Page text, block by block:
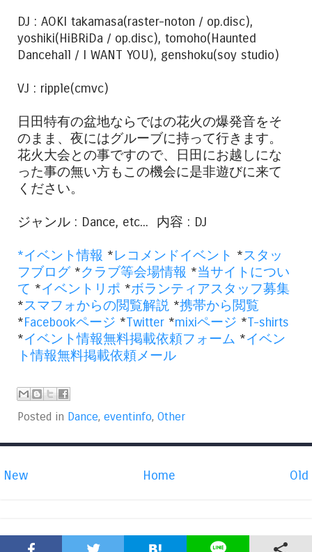
DJ : AOKI takamasa(raster-noton / op.disc),
yoshiki(HiBRiDa / op.disc), tomoho(Haunted
Dancehall / I WANT YOU), genshoku(soy studio)
VJ : ripple(cmvc)
日田特有の盆地ならではの花火の爆発音をそ
のまま、夜にはグルーブに持って行きます。
花火大会との事ですので、日田にお越しにな
った事の無い方もこの機会に是非遊びに来て
ください。
ジャンル : Dance, etc... 内容 : DJ
*イベント情報 *レコメンドイベント *スタッ
フブログ *クラブ等会場情報 *当サイトについ
て *イベントリポ *ボランティアスタッフ募集
*スマフォからの閲覧解説 *携帯から閲覧
*Facebookページ *Twitter *mixiページ *T-shirts
*イベント情報無料掲載依頼フォーム *イベン
ト情報無料掲載依頼メール
Posted in Dance, eventinfo, Other
New Old
Home